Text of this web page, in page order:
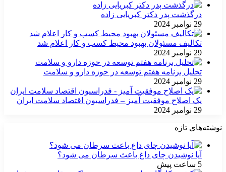
درگذشت پدر دکتر کبریایی زاده
29 نوامبر 2024
تکالیف مسئولان بهبود محیط کسب و کار اعلام شد
29 نوامبر 2024
تحلیل برنامه هفتم توسعه در حوزه دارو و سلامت
29 نوامبر 2024
یک اصلاح موفقیت آمیز – فدراسیون اقتصاد سلامت ایران
29 نوامبر 2024
نوشته‌های تازه
آیا نوشیدن چای داغ باعث سرطان می شود؟
5 ساعت پیش